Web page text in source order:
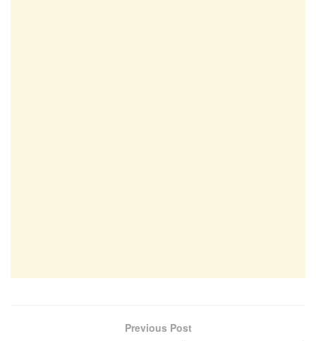
Previous Post